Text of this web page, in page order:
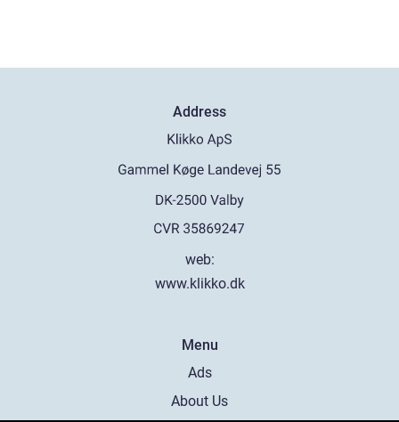
Address
web:
www.klikko.dk
Menu
Ads
About Us